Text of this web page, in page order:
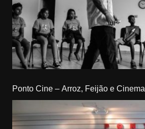
Ponto Cine – Arroz, Feijão e Cinema